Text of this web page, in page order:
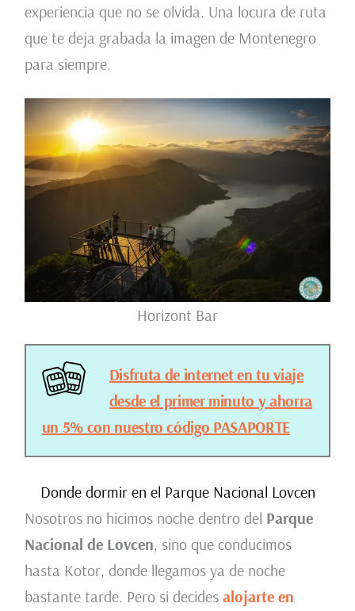
experiencia que no se olvida. Una locura de ruta
que te deja grabada la imagen de Montenegro
para siempre.
Horizont Bar
Disfruta de internet en tu viaje
desde el primer minuto y ahorra
un 5% con nuestro código PASAPORTE
Donde dormir en el Parque Nacional Lovcen
Nosotros no hicimos noche dentro del Parque
Nacional de Lovcen, sino que conducimos
hasta Kotor, donde llegamos ya de noche
bastante tarde. Pero si decides alojarte en